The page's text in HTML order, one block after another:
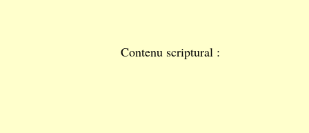
Contenu scriptural :